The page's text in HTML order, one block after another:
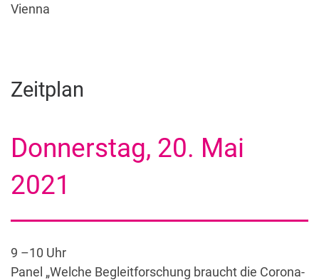
Vienna
Zeitplan
Donnerstag, 20. Mai
2021
9 –10 Uhr
Panel „Welche Begleitforschung braucht die Corona-